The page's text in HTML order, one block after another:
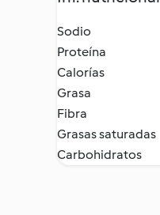
Sodio
Proteína
Calorías
Grasa
Fibra
Grasas saturadas
Carbohidratos